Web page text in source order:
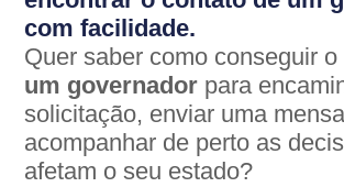
com facilidade.
Quer saber como conseguir o
um governador para
solicitação, enviar uma
acompanhar de perto as
afetam o seu estado?